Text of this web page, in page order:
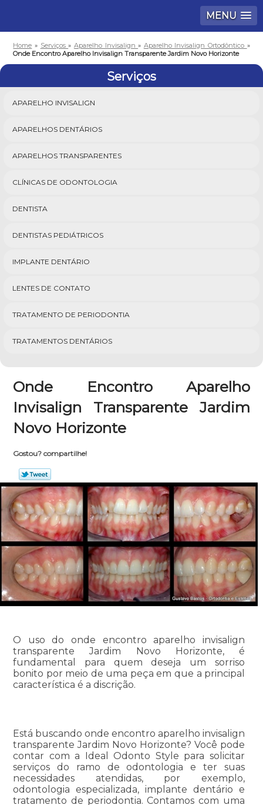
MENU
Home » Serviços» Aparelho Invisalign» Aparelho Invisalign Ortodôntico »
Onde Encontro Aparelho Invisalign Transparente Jardim Novo Horizonte
Serviços
APARELHO INVISALIGN
APARELHOS DENTÁRIOS
APARELHOS TRANSPARENTES
CLÍNICAS DE ODONTOLOGIA
DENTISTA
DENTISTAS PEDIÁTRICOS
IMPLANTE DENTÁRIO
LENTES DE CONTATO
TRATAMENTO DE PERIODONTIA
TRATAMENTOS DENTÁRIOS
Onde Encontro Aparelho
Invisalign Transparente Jardim
Novo Horizonte
Gostou? compartilhe!
O uso do onde encontro aparelho invisalign
transparente Jardim Novo Horizonte, é
fundamental para quem deseja um sorriso
bonito por meio de uma peça em que a principal
característica é a discrição.
Está buscando onde encontro aparelho invisalign
transparente Jardim Novo Horizonte? Você pode
contar com a Ideal Odonto Style para solicitar
serviços do ramo de odontologia e ter suas
necessidades atendidas, por exemplo,
odontologia especializada, implante dentário e
tratamento de periodontia. Contamos com uma